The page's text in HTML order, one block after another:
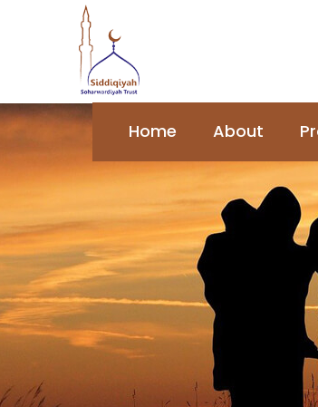
Home About